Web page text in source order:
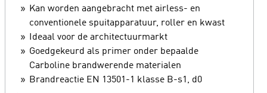
Kan worden aangebracht met airless- en
conventionele spuitapparatuur, roller en kwast
Ideaal voor de architectuurmarkt
Goedgekeurd als primer onder bepaalde
Carboline brandwerende materialen
Brandreactie EN 13501-1 klasse B-s1, d0